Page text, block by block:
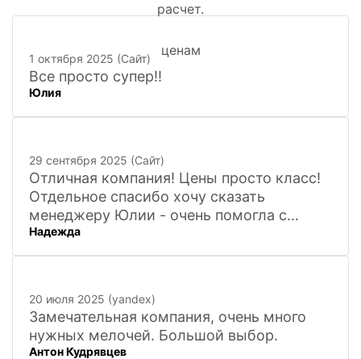
1 октября 2025 (Сайт)
Все просто супер!!
Юлия
29 сентября 2025 (Сайт)
Отличная компания! Цены просто класс!
Отдельное спасибо хочу сказать
менеджеру Юлии - очень помогла с
покупкой и доставкой сувенирных
фигурок! Буду ждать новинок и покупать
Надежда
20 июля 2025 (yandex)
Замечательная компания, очень много
нужных мелочей. Большой выбор.
Антон Кудрявцев